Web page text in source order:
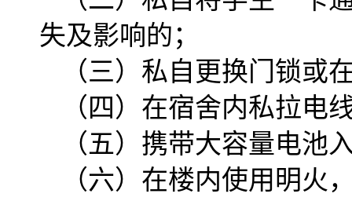
失及影响的；
（三）私自更换门锁或
（四）在宿舍内私拉电
（五）携带大容量电池
（六）在楼内使用明火